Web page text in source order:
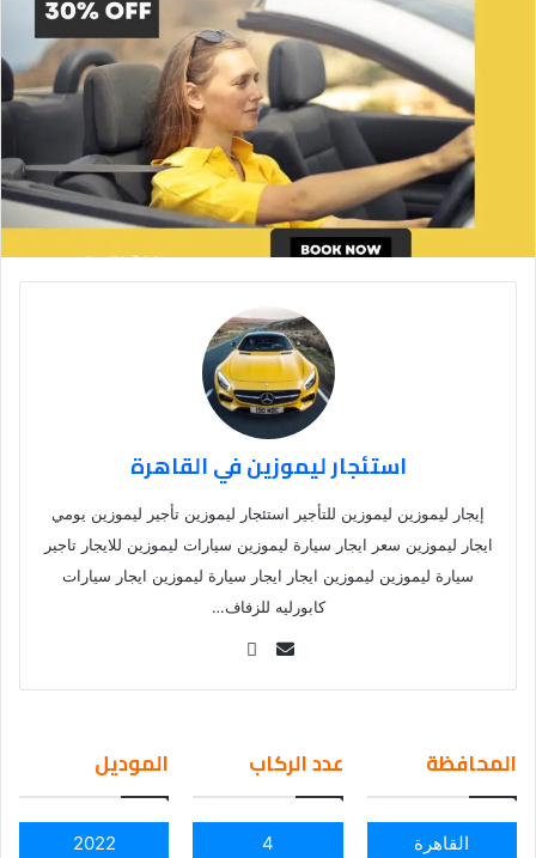
استئجار ليموزين في القاهرة
إيجار ليموزين ليموزين للتأجير استئجار ليموزين تأجير ليموزين يومي
ايجار ليموزين سعر ايجار سيارة ليموزين سيارات ليموزين للايجار تاجير
سيارة ليموزين ليموزين ايجار ايجار سيارة ليموزين ايجار سيارات
كابورليه للزفاف…
Se
ail
المحافظة
القاهرة
عدد الركاب
4
الموديل
2022